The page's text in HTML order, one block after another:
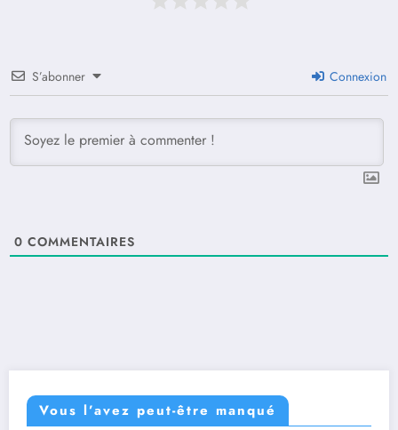
S’abonner Connexion
0 COMMENTAIRES
Vous l’avez peut-être manqué